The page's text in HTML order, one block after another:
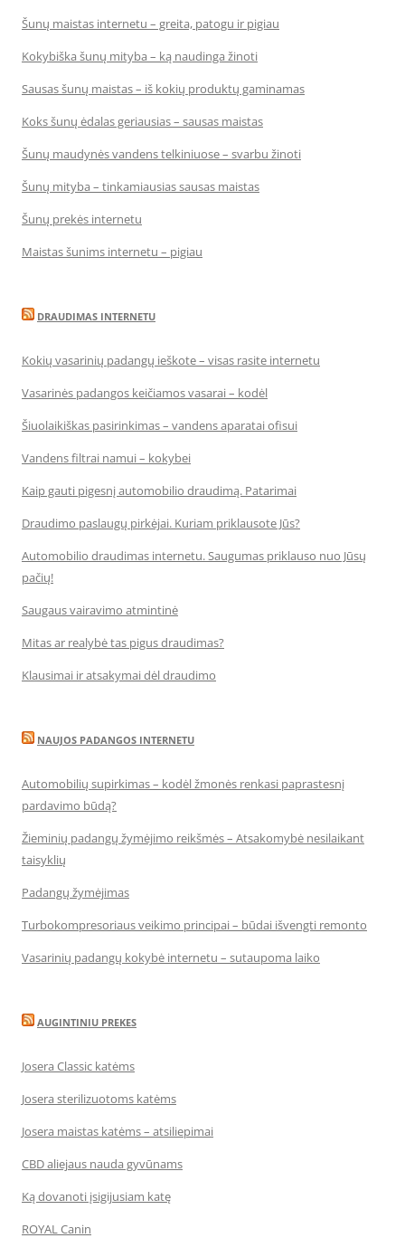
Šunų maistas internetu – greita, patogu ir pigiau
Kokybiška šunų mityba – ką naudinga žinoti
Sausas šunų maistas – iš kokių produktų gaminamas
Koks šunų ėdalas geriausias – sausas maistas
Šunų maudynės vandens telkiniuose – svarbu žinoti
Šunų mityba – tinkamiausias sausas maistas
Šunų prekės internetu
Maistas šunims internetu – pigiau
DRAUDIMAS INTERNETU
Kokių vasarinių padangų ieškote – visas rasite internetu
Vasarinės padangos keičiamos vasarai – kodėl
Šiuolaikiškas pasirinkimas – vandens aparatai ofisui
Vandens filtrai namui – kokybei
Kaip gauti pigesnį automobilio draudimą. Patarimai
Draudimo paslaugų pirkėjai. Kuriam priklausote Jūs?
Automobilio draudimas internetu. Saugumas priklauso nuo Jūsų
pačių!
Saugaus vairavimo atmintinė
Mitas ar realybė tas pigus draudimas?
Klausimai ir atsakymai dėl draudimo
NAUJOS PADANGOS INTERNETU
Automobilių supirkimas – kodėl žmonės renkasi paprastesnį
pardavimo būdą?
Žieminių padangų žymėjimo reikšmės – Atsakomybė nesilaikant
taisyklių
Padangų žymėjimas
Turbokompresoriaus veikimo principai – būdai išvengti remonto
Vasarinių padangų kokybė internetu – sutaupoma laiko
AUGINTINIU PREKES
Josera Classic katėms
Josera sterilizuotoms katėms
Josera maistas katėms – atsiliepimai
CBD aliejaus nauda gyvūnams
Ką dovanoti įsigijusiam katę
ROYAL Canin